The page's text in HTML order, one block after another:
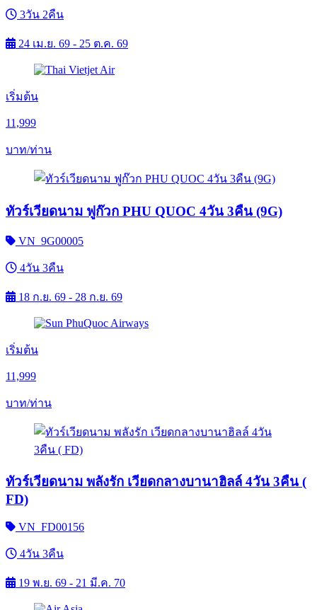
3วัน 2คืน
24 เม.ย. 69 - 25 ต.ค. 69
เริ่มต้น
11,999
บาท/ท่าน
ทัวร์เวียดนาม ฟูก๊วก PHU QUOC 4วัน 3คืน (9G)
VN_9G00005
4วัน 3คืน
18 ก.ย. 69 - 28 ก.ย. 69
เริ่มต้น
11,999
บาท/ท่าน
ทัวร์เวียดนาม พลังรัก เวียดกลางบานาฮิลล์ 4วัน 3คืน (
FD)
VN_FD00156
4วัน 3คืน
19 พ.ย. 69 - 21 มี.ค. 70